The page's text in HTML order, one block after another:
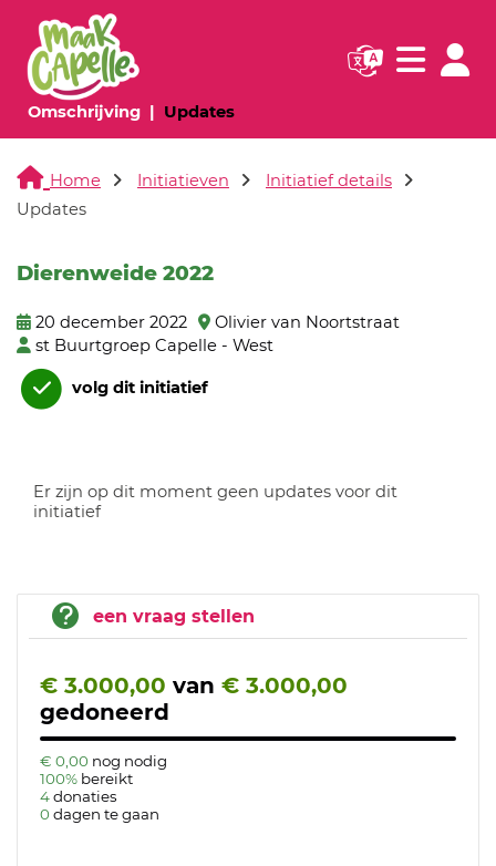
Omschrijving(huidige pagina)
Updates(huidige pagina)
Navigatie
Home Initiatieven
Initiatief details
Updates
Dierenweide 2022
20 december 2022
Olivier van Noortstraat
st Buurtgroep Capelle - West
volg dit initiatief
Er zijn op dit moment geen updates voor dit
initiatief
een vraag stellen
€ 3.000,00 van € 3.000,00
gedoneerd
€ 0,00 nog nodig
100% bereikt
4donaties
0 dagen te gaan